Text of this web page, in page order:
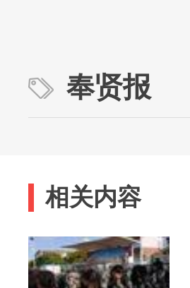
奉贤报
相关内容